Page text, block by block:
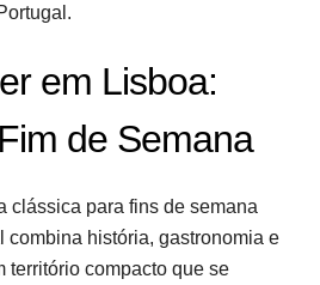
em Lisboa:
de Semana
clássica para fins de semana
combina história, gastronomia e
território compacto que se